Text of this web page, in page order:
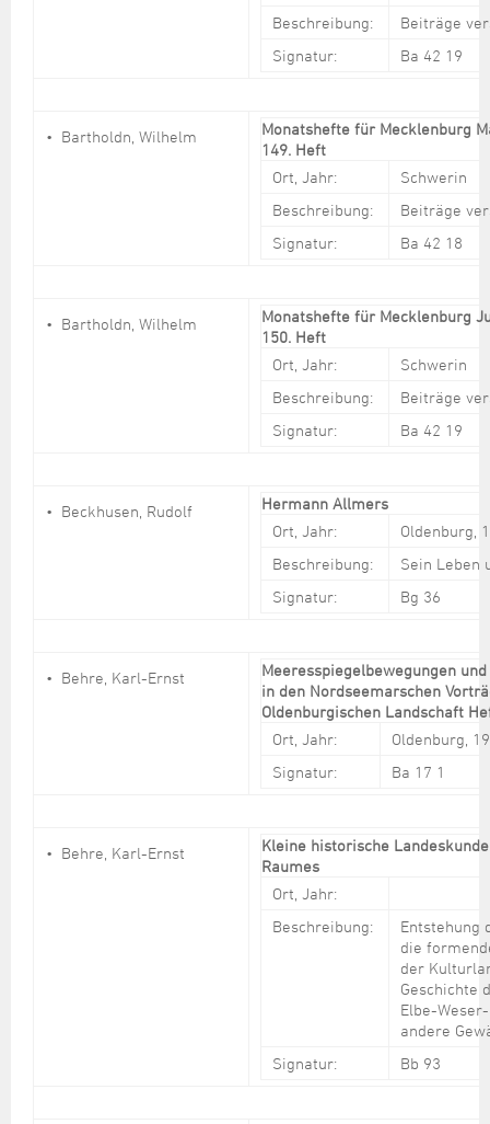
Beschreibung:
Beiträge
Signatur:
Ba 42 19
Bartholdn, Wilhelm
Monatshefte für Mecklenburg
149. Heft
Ort, Jahr:
Schwerin
Beschreibung:
Beiträge
Signatur:
Ba 42 18
Bartholdn, Wilhelm
Monatshefte für Mecklenburg
150. Heft
Ort, Jahr:
Schwerin
Beschreibung:
Beiträge
Signatur:
Ba 42 19
Beckhusen, Rudolf
Hermann Allmers
Ort, Jahr:
Oldenburg,
Beschreibung:
Sein Leben
Signatur:
Bg 36
Behre, Karl-Ernst
Meeresspiegelbewegungen
in den Nordseemarschen
Oldenburgischen Landschaft
Ort, Jahr:
Oldenburg,
Signatur:
Ba 17 1
Behre, Karl-Ernst
Kleine historische
Raumes
Ort, Jahr:
Beschreibung:
Entstehung
die
der
Geschichte
Elbe-
andere
Signatur:
Bb 93